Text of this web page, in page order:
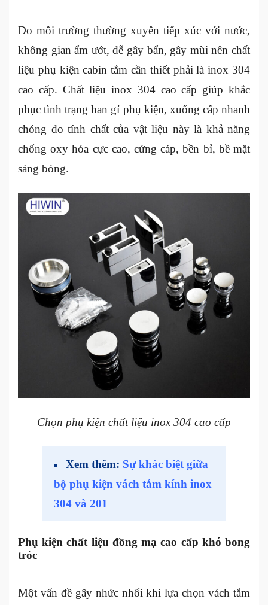
Do môi trường thường xuyên tiếp xúc với nước,
không gian ẩm ướt, dễ gây bẩn, gây mùi nên chất
liệu phụ kiện cabin tắm cần thiết phải là inox 304
cao cấp. Chất liệu inox 304 cao cấp giúp khắc
phục tình trạng han gỉ phụ kiện, xuống cấp nhanh
chóng do tính chất của vật liệu này là khả năng
chống oxy hóa cực cao, cứng cáp, bền bỉ, bề mặt
sáng bóng.
Chọn phụ kiện chất liệu inox 304 cao cấp
Xem thêm: Sự khác biệt giữa
bộ phụ kiện vách tắm kính inox
304 và 201
Phụ kiện chất liệu đồng mạ cao cấp khó bong
tróc
Một vấn đề gây nhức nhối khi lựa chọn vách tắm